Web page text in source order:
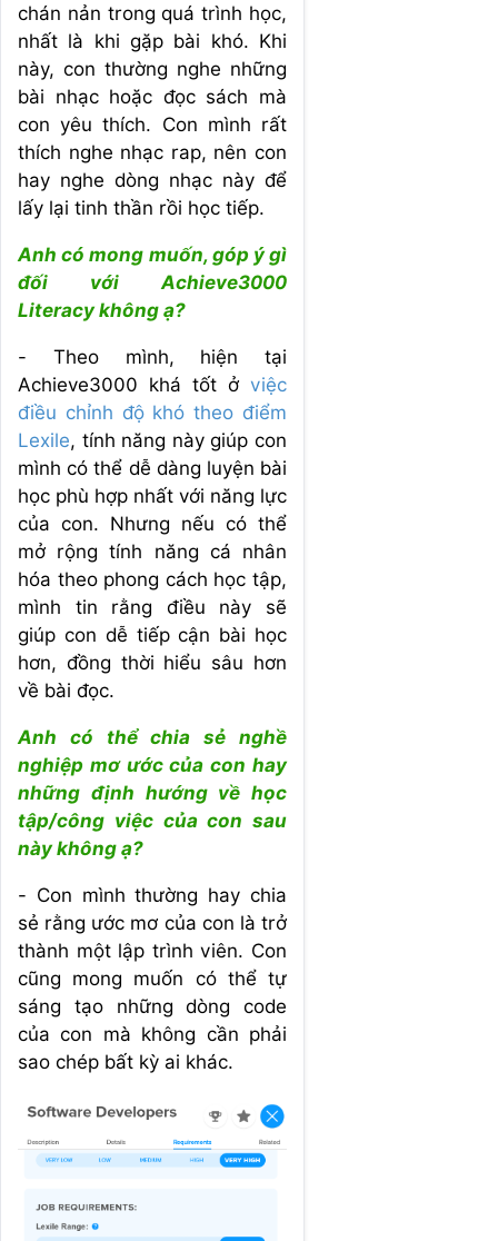
chán nản trong quá trình học,
nhất là khi gặp bài khó. Khi
này, con thường nghe những
bài nhạc hoặc đọc sách mà
con yêu thích. Con mình rất
thích nghe nhạc rap, nên con
hay nghe dòng nhạc này để
lấy lại tinh thần rồi học tiếp.
Anh có mong muốn, góp ý gì
đối với Achieve3000
Literacy không ạ?
- Theo mình, hiện tại
Achieve3000 khá tốt ở việc
điều chỉnh độ khó theo điểm
Lexile, tính năng này giúp con
mình có thể dễ dàng luyện bài
học phù hợp nhất với năng lực
của con. Nhưng nếu có thể
mở rộng tính năng cá nhân
hóa theo phong cách học tập,
mình tin rằng điều này sẽ
giúp con dễ tiếp cận bài học
hơn, đồng thời hiểu sâu hơn
về bài đọc.
Anh có thể chia sẻ nghề
nghiệp mơ ước của con hay
những định hướng về học
tập/công việc của con sau
này không ạ?
- Con mình thường hay chia
sẻ rằng ước mơ của con là trở
thành một lập trình viên. Con
cũng mong muốn có thể tự
sáng tạo những dòng code
của con mà không cần phải
sao chép bất kỳ ai khác.